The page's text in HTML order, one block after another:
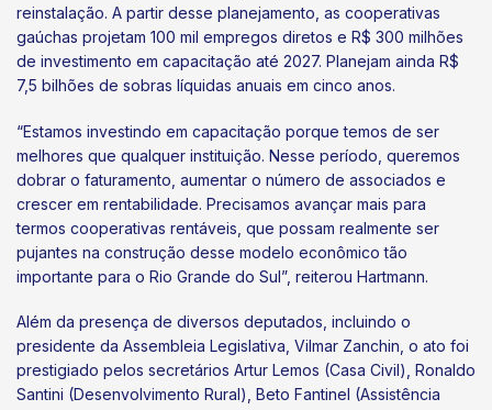
reinstalação. A partir desse planejamento, as cooperativas
gaúchas projetam 100 mil empregos diretos e R$ 300 milhões
de investimento em capacitação até 2027. Planejam ainda R$
7,5 bilhões de sobras líquidas anuais em cinco anos.
“Estamos investindo em capacitação porque temos de ser
melhores que qualquer instituição. Nesse período, queremos
dobrar o faturamento, aumentar o número de associados e
crescer em rentabilidade. Precisamos avançar mais para
termos cooperativas rentáveis, que possam realmente ser
pujantes na construção desse modelo econômico tão
importante para o Rio Grande do Sul”, reiterou Hartmann.
Além da presença de diversos deputados, incluindo o
presidente da Assembleia Legislativa, Vilmar Zanchin, o ato foi
prestigiado pelos secretários Artur Lemos (Casa Civil), Ronaldo
Santini (Desenvolvimento Rural), Beto Fantinel (Assistência